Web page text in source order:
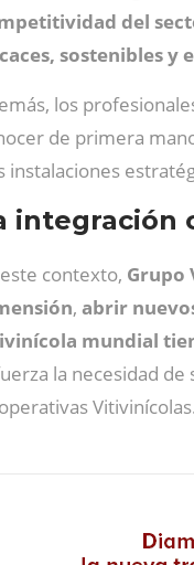
del
sostenibles y
los
de primera
instalaciones
integración
contexto, Grupo
, abrir
mundial
la necesidad de
Vitivinícolas.